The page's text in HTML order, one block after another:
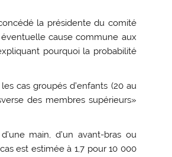
la présidente du comité
cause commune aux
pourquoi la probabilité
cas groupés d’enfants (20 au
des membres supérieurs»
main, d’un avant-bras ou
est estimée à 1,7 pour 10 000